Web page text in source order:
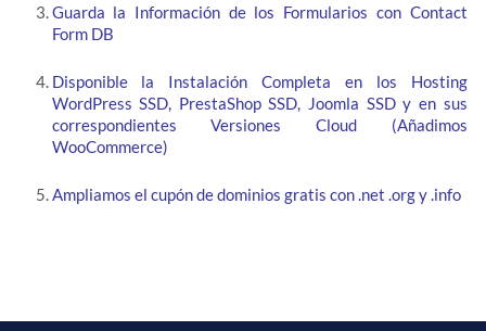
Guarda la Información de los Formularios con Contact
Form DB
Disponible la Instalación Completa en los Hosting
WordPress SSD, PrestaShop SSD, Joomla SSD y en sus
correspondientes Versiones Cloud (Añadimos
WooCommerce)
Ampliamos el cupón de dominios gratis con .net .org y .info